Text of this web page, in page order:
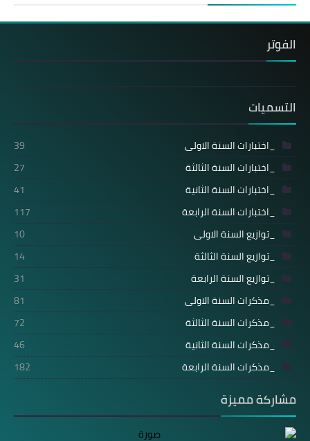
الفوتر
التسميات
_اختبارات السنة الاولى
39
_اختبارات السنة الثالثة
27
_اختبارات السنة الثانية
41
_اختبارات السنة الرابعة
117
_توازيع السنة الاولى
10
_توازيع السنة الثالثة
14
_توازيع السنة الرابعة
31
_مذكرات السنة الاولى
81
_مذكرات السنة الثالثة
72
_مذكرات السنة الثانية
46
_مذكرات السنة الرابعة
182
مشاركة مميزة